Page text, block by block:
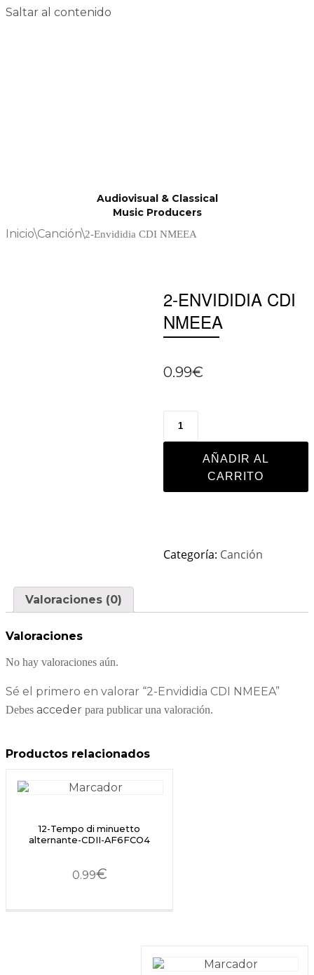
Saltar al contenido
Audiovisual & Classical
Music Producers
Inicio\Canción\2-Envididia CDI NMEEA
2-ENVIDIDIA CDI
NMEEA
0.99€
AÑADIR AL
CARRITO
Categoría: Canción
Valoraciones (0)
Valoraciones
No hay valoraciones aún.
Sé el primero en valorar “2-Envididia CDI NMEEA”
Debes acceder para publicar una valoración.
Productos relacionados
12-Tempo di minuetto
alternante-CDII-AF6FCO4
0.99€